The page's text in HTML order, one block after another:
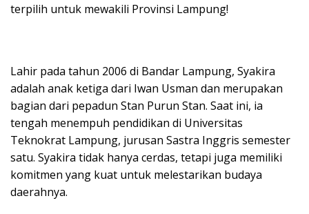
terpilih untuk mewakili Provinsi Lampung!
Lahir pada tahun 2006 di Bandar Lampung, Syakira
adalah anak ketiga dari Iwan Usman dan merupakan
bagian dari pepadun Stan Purun Stan. Saat ini, ia
tengah menempuh pendidikan di Universitas
Teknokrat Lampung, jurusan Sastra Inggris semester
satu. Syakira tidak hanya cerdas, tetapi juga memiliki
komitmen yang kuat untuk melestarikan budaya
daerahnya.